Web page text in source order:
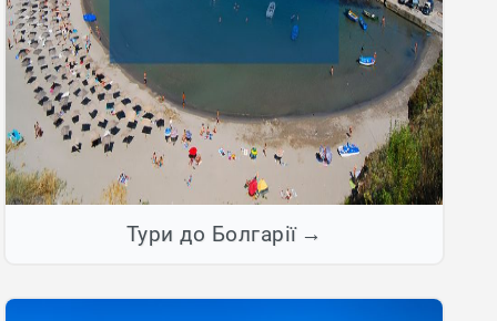
Тури до Болгарії